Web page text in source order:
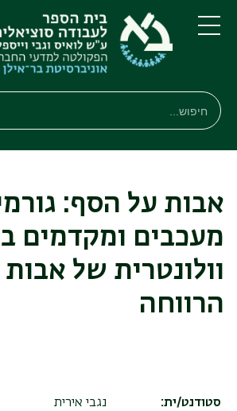
דילוג
לתוכן
העיקרי
דילוג
לתפריט
ניווט
ראשי
תפריט
חיפוש
Search
אבות על הסף:
מעכבים ומקדמים
וולונטרית של
הרווחה
סטודנט/ית
נגבי אירית